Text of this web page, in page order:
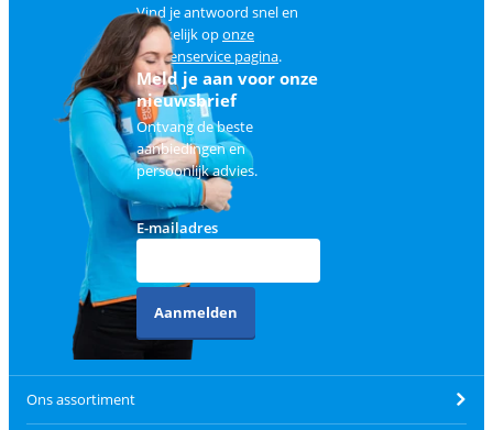
Vind je antwoord snel en
makkelijk oponze
klantenservice pagina.
Meld je aan voor onze
nieuwsbrief
Ontvang de beste
aanbiedingen en
persoonlijk advies.
E-mailadres
Aanmelden
Ons assortiment